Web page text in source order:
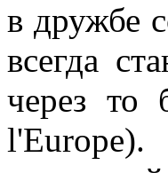
в дружбе
всегда
через то